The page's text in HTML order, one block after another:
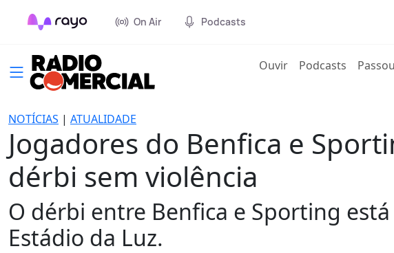
On Air Podcasts
Ouvir(current)
Podcasts Passou
NOTÍCIAS | ATUALIDADE
Jogadores do Benfica e
dérbi sem violência
O dérbi entre Benfica e Sporting
Estádio da Luz.